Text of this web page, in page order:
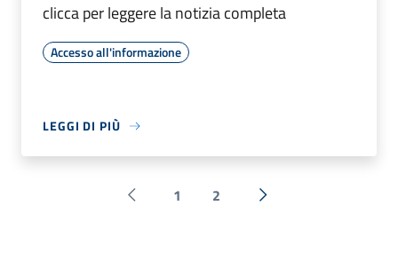
clicca per leggere la notizia completa
Accesso all'informazione
LEGGI DI PIÙ
Pagina precedente
1 2 Successiva »